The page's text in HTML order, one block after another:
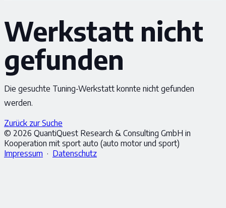
Werkstatt nicht
gefunden
Die gesuchte Tuning-Werkstatt konnte nicht gefunden
werden.
Zurück zur Suche
© 2026 QuantiQuest Research & Consulting GmbH in
Kooperation mit sport auto (auto motor und sport)
Impressum · Datenschutz